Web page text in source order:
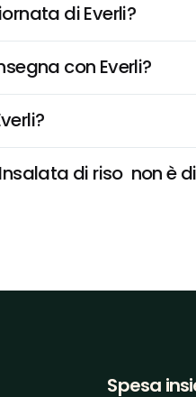
di Everli?
con Everli?
di riso  non
Spesa